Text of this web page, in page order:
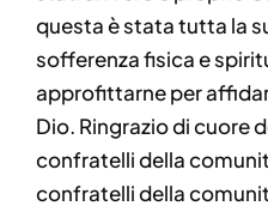
questa è stata tutta la
sofferenza fisica e
approfittarne per
Dio. Ringrazio di cuore
confratelli della
confratelli della